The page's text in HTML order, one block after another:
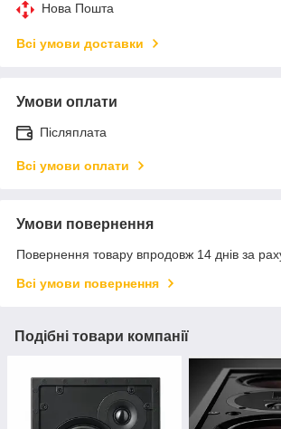
Нова Пошта
Всі умови доставки
Умови оплати
Післяплата
Всі умови оплати
Умови повернення
Повернення товару впродовж 14 днів за
Всі умови повернення
Подібні товари компанії